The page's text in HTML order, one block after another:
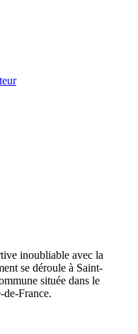
inoubliable avec la
se déroule à Saint-
située dans le
de-France.